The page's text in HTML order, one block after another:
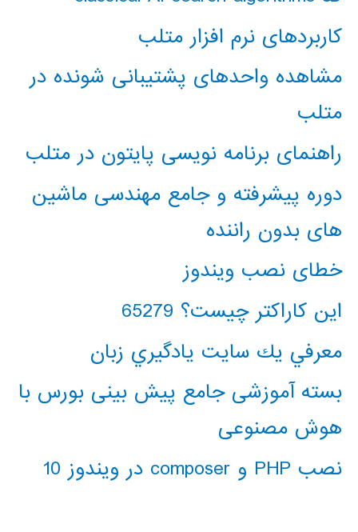
کاربردهای نرم افزار متلب
مشاهده واحدهای پشتیبانی شونده در
متلب
راهنمای برنامه نویسی پایتون در متلب
دوره پیشرفته و جامع مهندسی ماشین
های بدون راننده
خطای نصب ویندوز
این کاراکتر چیست؟ 65279
معرفي يك سايت يادگيري زبان
بسته آموزشی جامع پیش بینی بورس با
هوش مصنوعی
نصب PHP و composer در ویندوز 10